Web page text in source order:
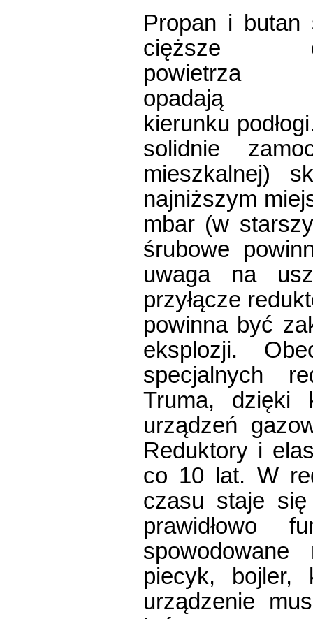
Propan i butan
cięższe
opadają
kierunku
solidnie
mieszkalnej)
najniższym
mbar (w
śrubowe
uwaga na
przyłącze
powinna być
eksplozji.
specjalnych
Truma, dzięki
urządzeń
Reduktory i
co 10 lat. W
czasu staje
prawidłowo
piecyk, bojler,
urządzenie